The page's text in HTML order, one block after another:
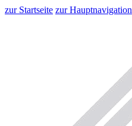
zur Startseite zur Hauptnavigation